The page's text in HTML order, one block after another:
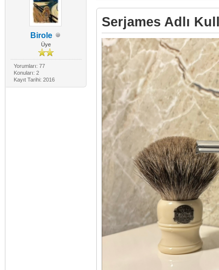
Birole
Üye
Yorumları: 77
Konuları: 2
Kayıt Tarihi: 2016
Serjames Adlı